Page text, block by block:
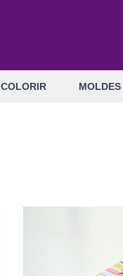
COLORIR MOLDES